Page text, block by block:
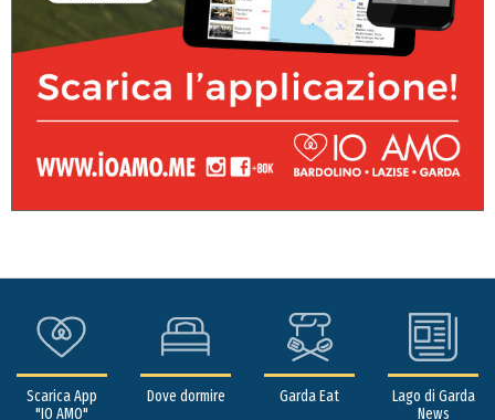
Scarica App
"IO AMO"
Dove dormire Garda Eat
Lago di Garda
News